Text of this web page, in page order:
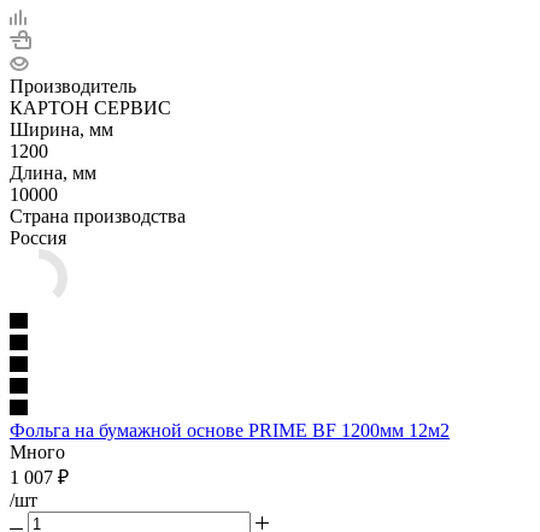
Производитель
КАРТОН СЕРВИС
Ширина, мм
1200
Длина, мм
10000
Страна производства
Россия
Фольга на бумажной основе PRIME BF 1200мм 12м2
Много
1 007 ₽
/шт